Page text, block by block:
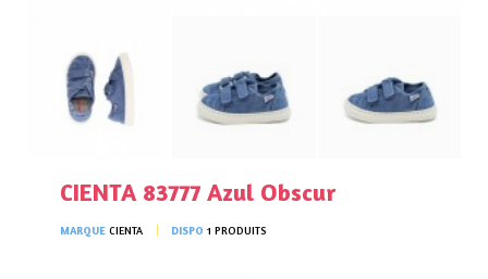
CIENTA 83777 Azul Obscur
MARQUE CIENTA DISPO 1 PRODUITS